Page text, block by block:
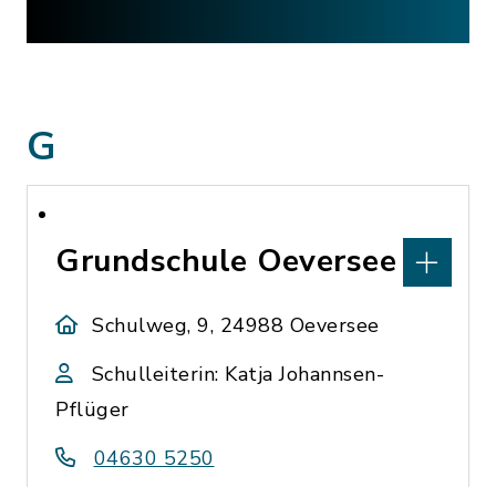
G
Grundschule Oeversee
Schulweg, 9, 24988 Oeversee
Schulleiterin: Katja Johannsen-
Pflüger
04630 5250